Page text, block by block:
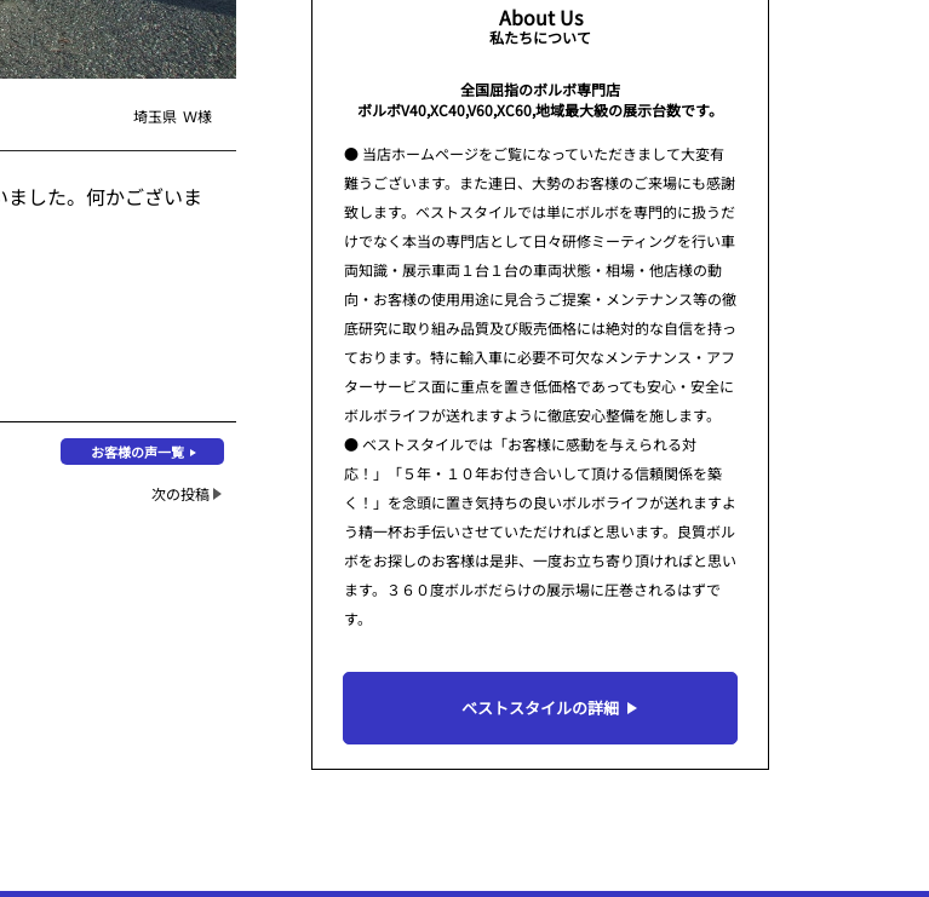
埼玉県 Ｗ様
した。何かございま
お客様の声一覧
次の投稿
About Us
私たちについて
全国屈指のボルボ専門店
ボルボV40,XC40,V60,XC60,地域最大級の展示台数です。
● 当店ホームページをご覧になっていただきまして大変有
難うございます。また連日、大勢のお客様のご来場にも感謝
致します。ベストスタイルでは単にボルボを専門的に扱うだ
けでなく本当の専門店として日々研修ミーティングを行い車
両知識・展示車両１台１台の車両状態・相場・他店様の動
向・お客様の使用用途に見合うご提案・メンテナンス等の徹
底研究に取り組み品質及び販売価格には絶対的な自信を持っ
ております。特に輸入車に必要不可欠なメンテナンス・アフ
ターサービス面に重点を置き低価格であっても安心・安全に
ボルボライフが送れますように徹底安心整備を施します。
● ベストスタイルでは「お客様に感動を与えられる対
応！」「５年・１０年お付き合いして頂ける信頼関係を築
く！」を念頭に置き気持ちの良いボルボライフが送れますよ
う精一杯お手伝いさせていただければと思います。良質ボル
ボをお探しのお客様は是非、一度お立ち寄り頂ければと思い
ます。３６０度ボルボだらけの展示場に圧巻されるはずで
す。
ベストスタイルの詳細